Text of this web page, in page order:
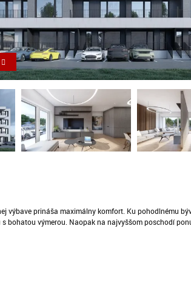
výbave prináša maximálny komfort. Ku pohodlnému
bohatou výmerou. Naopak na najvyššom poschodí